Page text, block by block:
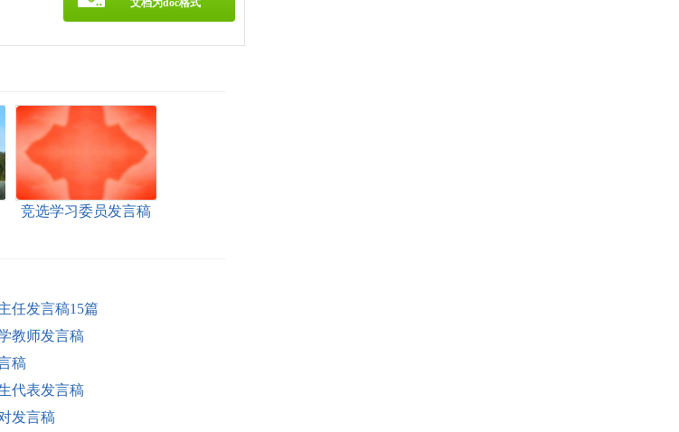
文档为doc格式
竞选学习委员发言稿
任发言稿15篇
教师发言稿
稿
代表发言稿
发言稿